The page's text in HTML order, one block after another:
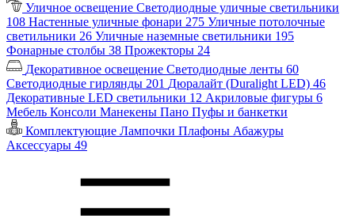
Уличное освещение Светодиодные уличные светильники
108 Настенные уличные фонари 275 Уличные потолочные
светильники 26 Уличные наземные светильники 195
Фонарные столбы 38 Прожекторы 24
Декоративное освещение Светодиодные ленты 60
Светодиодные гирлянды 201 Дюралайт (Duralight LED) 46
Декоративные LED светильники 12 Акриловые фигуры 6
Мебель Консоли Манекены Пано Пуфы и банкетки
Комплектующие Лампочки Плафоны Абажуры
Аксессуары 49